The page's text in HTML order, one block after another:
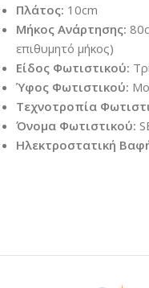
Πλάτος: 10cm
Μήκος Ανάρτησης:
επιθυμητό μήκος)
Είδος Φωτιστικού:
Ύφος Φωτιστικού:
Τεχνοτροπία
Όνομα Φωτιστικού:
Ηλεκτροστατική